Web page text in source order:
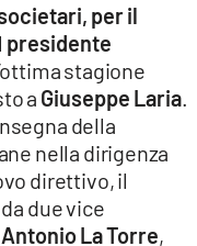
per il
presidente
stagione
a Giuseppe Laria.
della
nella dirigenza
direttivo, il
due vice
La Torre,